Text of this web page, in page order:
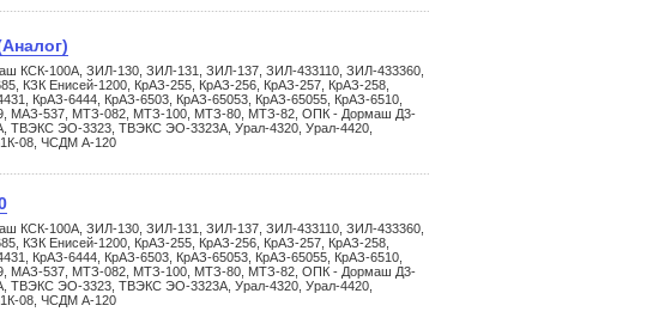
КСК-100А, ЗИЛ-130, ЗИЛ-131, ЗИЛ-137, ЗИЛ-433110, ЗИЛ-433360,
КЗК Енисей-1200, КрАЗ-255, КрАЗ-256, КрАЗ-257, КрАЗ-258,
КрАЗ-6444, КрАЗ-6503, КрАЗ-65053, КрАЗ-65055, КрАЗ-6510,
МАЗ-537, МТЗ-082, МТЗ-100, МТЗ-80, МТЗ-82, ОПК - Дормаш Д3-
ЭО-3323, ТВЭКС ЭО-3323А, Урал-4320, Урал-4420,
08, ЧСДМ А-120
КСК-100А, ЗИЛ-130, ЗИЛ-131, ЗИЛ-137, ЗИЛ-433110, ЗИЛ-433360,
КЗК Енисей-1200, КрАЗ-255, КрАЗ-256, КрАЗ-257, КрАЗ-258,
КрАЗ-6444, КрАЗ-6503, КрАЗ-65053, КрАЗ-65055, КрАЗ-6510,
МАЗ-537, МТЗ-082, МТЗ-100, МТЗ-80, МТЗ-82, ОПК - Дормаш Д3-
ЭО-3323, ТВЭКС ЭО-3323А, Урал-4320, Урал-4420,
08, ЧСДМ А-120